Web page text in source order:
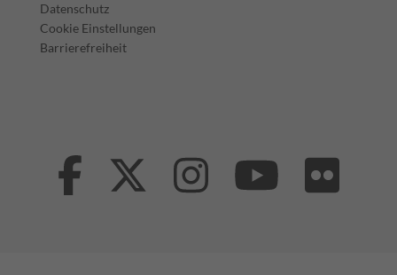
Datenschutz
Cookie Einstellungen
Barrierefreiheit